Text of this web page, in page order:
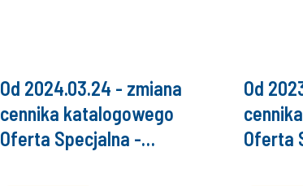
Od 2024.03.24 - zmiana
cennika katalogowego
Oferta Specjalna -
Od
Oferta